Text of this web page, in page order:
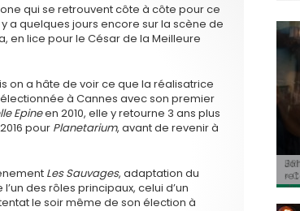
qui se retrouvent côte à côte pour ce
a quelques jours encore sur la scène de
en lice pour le César de la Meilleure
on a hâte de voir ce que la réalisatrice
à Cannes avec son premier
Epineen 2010, elle y retourne 3 ans plus
pour Planetarium, avant de revenir à
Les Sauvages, adaptation du
des rôles principaux, celui d’un
le soir même de son élection à
«
du
«